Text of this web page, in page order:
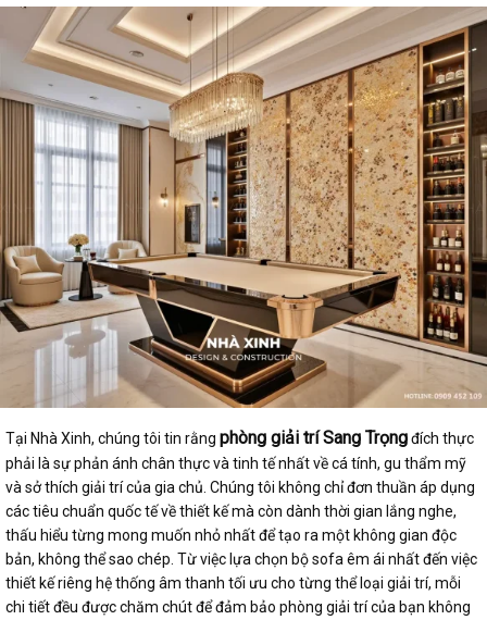
Tại Nhà Xinh, chúng tôi tin rằng phòng giải trí Sang Trọngđích thực
phải là sự phản ánh chân thực và tinh tế nhất về cá tính, gu thẩm mỹ
và sở thích giải trí của gia chủ. Chúng tôi không chỉ đơn thuần áp dụng
các tiêu chuẩn quốc tế về thiết kế mà còn dành thời gian lắng nghe,
thấu hiểu từng mong muốn nhỏ nhất để tạo ra một không gian độc
bản, không thể sao chép. Từ việc lựa chọn bộ sofa êm ái nhất đến việc
thiết kế riêng hệ thống âm thanh tối ưu cho từng thể loại giải trí, mỗi
chi tiết đều được chăm chút để đảm bảo phòng giải trí của bạn không